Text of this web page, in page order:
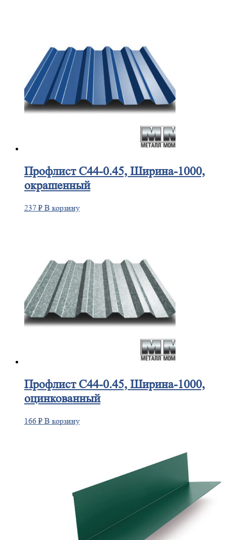
ПрофлистС44-0.45, Ширина-1000,
окрашенный
237 ₽ В корзину
ПрофлистС44-0.45, Ширина-1000,
оцинкованный
166 ₽ В корзину